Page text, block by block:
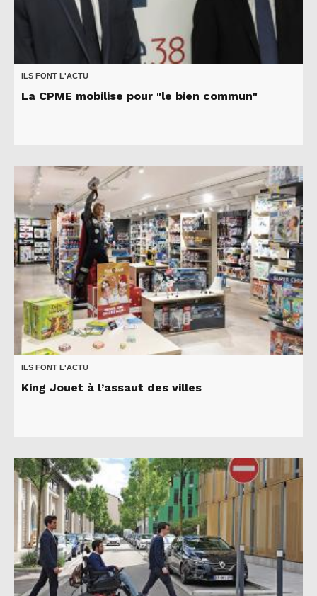
ILS FONT L'ACTU
La CPME mobilise pour "le bien commun"
ILS FONT L'ACTU
King Jouet à l’assaut des villes